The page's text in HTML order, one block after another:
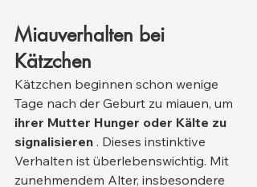
Miauverhalten bei
Kätzchen
Kätzchen beginnen schon wenige
Tage nach der Geburt zu miauen, um
ihrer Mutter Hunger oder Kälte zu
signalisieren . Dieses instinktive
Verhalten ist überlebenswichtig. Mit
zunehmendem Alter, insbesondere